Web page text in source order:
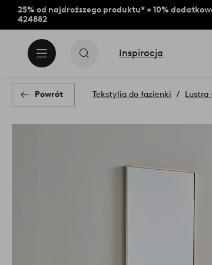
25% od najdroższego produktu* + 10%
424882
Inspiracja
Powrót Tekstylia do łazienki Lustra